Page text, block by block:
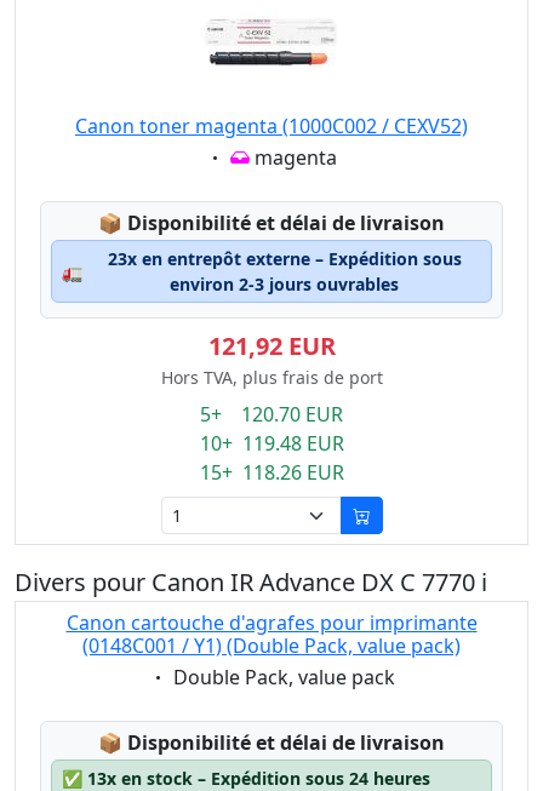
Canon toner magenta (1000C002 / CEXV52)
Eigenschaft:
magenta
📦 Lagerstatus:
Disponibilité et délai de livraison
🚛
23x en entrepôt externe – Expédition sous
environ 2-3 jours ouvrables
121,92 EUR
Hors TVA, plus frais de port
5+ 120.70 EUR
10+ 119.48 EUR
15+ 118.26 EUR
Divers pour Canon IR Advance DX C 7770 i
Canon cartouche d'agrafes pour imprimante
(0148C001 / Y1) (Double Pack, value pack)
Eigenschaft:
Double Pack, value pack
📦 Lagerstatus:
Disponibilité et délai de livraison
✅ 13x en stock – Expédition sous 24 heures